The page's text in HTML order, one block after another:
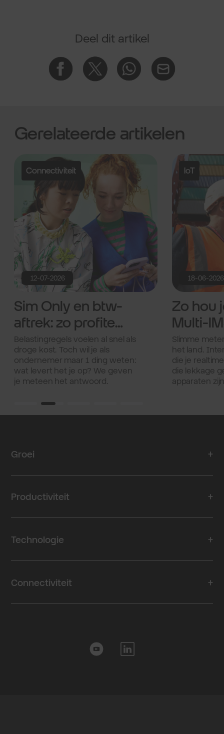
Deel dit artikel
Gerelateerde artikelen
Connectiviteit
12-07-2026
Sim Only en btw-
aftrek: zo profiteer
je als
ondernemer.
Belastingregels voelen al snel als
droge kost. Toch wil je als
ondernemer maar 1 ding weten:
wat levert het je op? We geven
je meteen het antwoord.
IoT
18-06-2026
Zo hou
Multi-
Slimme
het land.
die je
die lekkage
apparaten
IMSI een
artikel.
Groei
Productiviteit
Technologie
Connectiviteit